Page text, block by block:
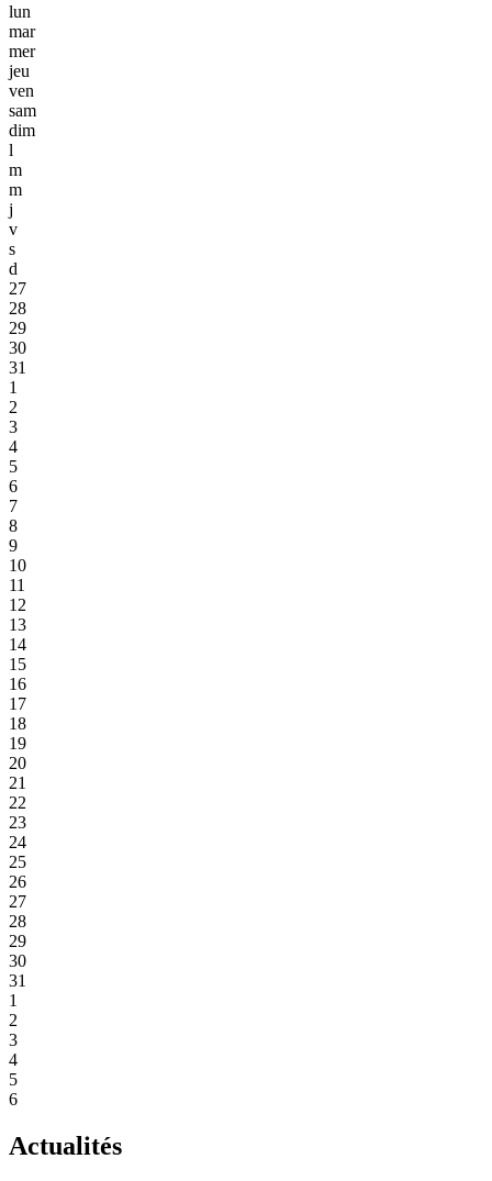
lun
mar
mer
jeu
ven
sam
dim
l
m
m
j
v
s
d
27
28
29
30
31
1
2
3
4
5
6
7
8
9
10
11
12
13
14
15
16
17
18
19
20
21
22
23
24
25
26
27
28
29
30
31
1
2
3
4
5
6
Actualités